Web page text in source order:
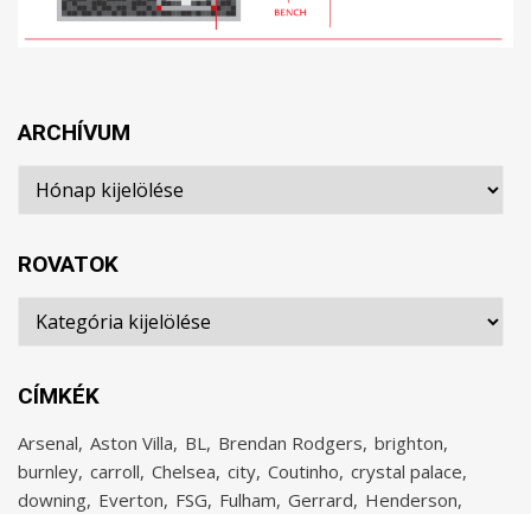
ARCHÍVUM
Archívum
ROVATOK
Rovatok
CÍMKÉK
Arsenal Aston Villa BL Brendan Rodgers brighton
burnley carroll Chelsea city Coutinho crystal palace
downing Everton FSG Fulham Gerrard Henderson